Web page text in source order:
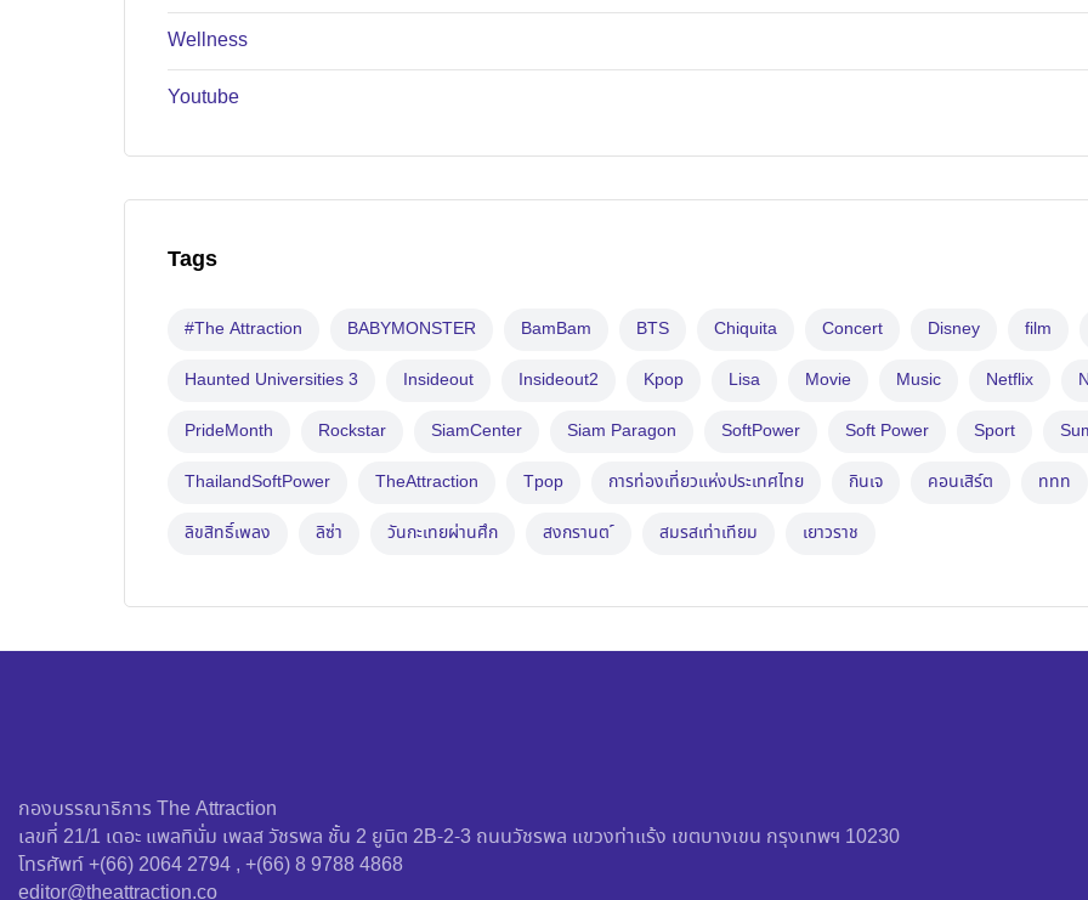
Wellness
Youtube
Tags
#The Attraction BABYMONSTER BamBam BTS Chiquita Concert Disney film
Haunted Universities 3 Insideout Insideout2 Kpop Lisa Movie Music Netflix
PrideMonth Rockstar SiamCenter Siam Paragon SoftPower Soft Power Sport
ThailandSoftPower TheAttraction Tpop การท่องเที่ยวแห่งประเทศไทย กินเจ คอนเสิร์ต ททท
ลิขสิทธิ์เพลง ลิซ่า วันกะเทยผ่านศึก สงกรานต ์ สมรสเท่าเทียม เยาวราช
กองบรรณาธิการ The Attraction
เลขที่ 21/1 เดอะ แพลทินั่ม เพลส วัชรพล ชั้น 2 ยูนิต 2B-2-3 ถนนวัชรพล แขวงท่าแร้ง เขตบางเขน กรุงเทพฯ 10230
โทรศัพท์ +(66) 2064 2794 , +(66) 8 9788 4868
editor@theattraction.co